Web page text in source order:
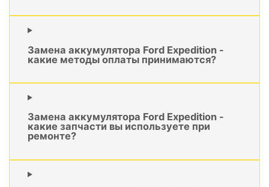
Замена аккумулятора Ford Expedition -
какие методы оплаты принимаются?
Замена аккумулятора Ford Expedition -
какие запчасти вы используете при
ремонте?